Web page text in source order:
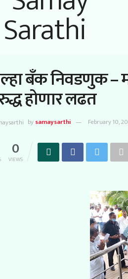
बँक निवडणुक –
होणार लढत
bysamaysarthi February 10,
0
VIEWS